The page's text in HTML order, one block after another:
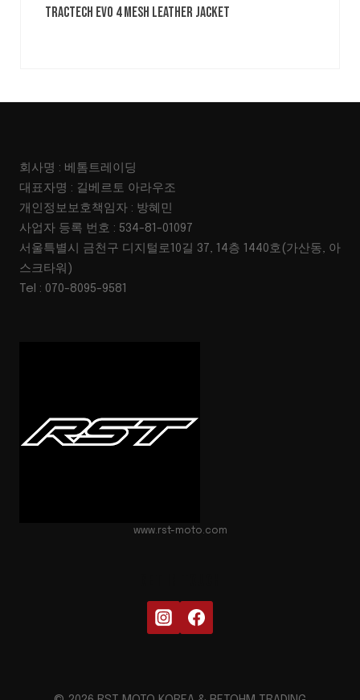
TRACTECH EVO 4 MESH LEATHER JACKET
회사명 : 베톰트레이딩
대표자명 : 길베르토 아라우조
개인정보보호책임자 : 방혜민
사업자 등록 번호 : 534-81-01097
서울특별시 금천구 디지털로10길 37, 14층 1440호(가산동, 아
스크타워)
Tel : 070-8095-9581
www.rst-moto.com